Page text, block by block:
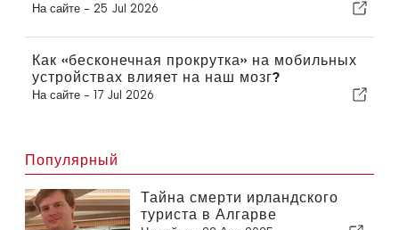
На сайте - 25 Jul 2026
Как «бесконечная прокрутка» на мобильных
устройствах влияет на наш мозг?
На сайте - 17 Jul 2026
Популярный
Тайна смерти ирландского
туриста в Алгарве